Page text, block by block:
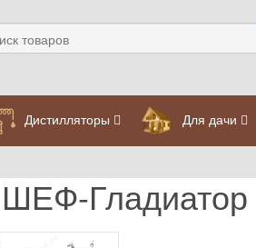
Дистилляторы Для дачи
Гладиатор